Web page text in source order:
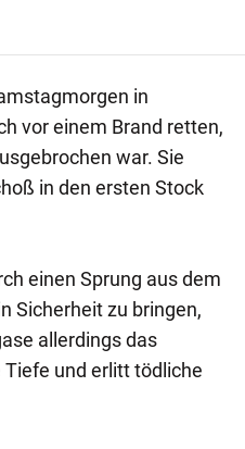
in
vor einem Brand retten,
war. Sie
in den ersten Stock
einen Sprung aus dem
Sicherheit zu bringen,
allerdings das
und erlitt tödliche